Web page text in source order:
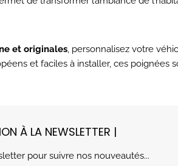
et originales, personnalisez votre
et faciles à installer, ces poignées
À LA NEWSLETTER |
pour suivre nos nouveautés...